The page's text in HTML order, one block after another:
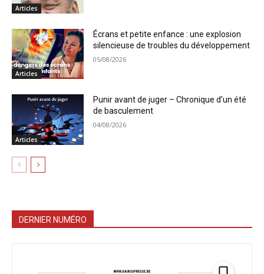
Articles
Articles
Écrans et petite enfance : une explosion
silencieuse de troubles du développement
05/08/2026
Articles
Punir avant de juger – Chronique d’un été
de basculement
04/08/2026
DERNIER NUMÉRO